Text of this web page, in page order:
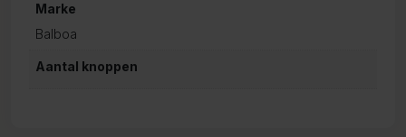
Marke
Balboa
Aantal knoppen